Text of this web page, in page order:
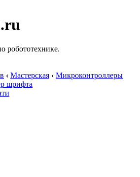
робототехнике.
‹ Мастерская ‹ Микроконтроллеры
шрифта